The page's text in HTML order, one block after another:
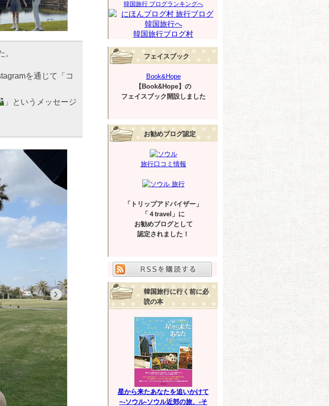
。
を通じて「コ
」というメッセージ
韓国旅行 ブログランキングへ
韓国旅行ブログ村
フェイスブック
Book&Hope
【Book&Hope】の
フェイスブック開設しました
お勧めブログ認定
旅行口コミ情報
「トリップアドバイザー」
「４travel」に
お勧めブログとして
認定されました！
韓国旅行に行く前に必
読の本
星から来たあなたを追いかけて
−-ソウル-ソウル近郊の旅、-そ